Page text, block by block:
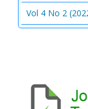
Vol 4 No 2